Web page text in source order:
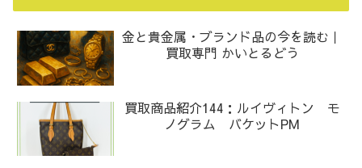
金と貴金属・ブランド品の今を読む｜
買取専門 かいとるどう
買取商品紹介144：ルイヴィトン モ
ノグラム バケットPM